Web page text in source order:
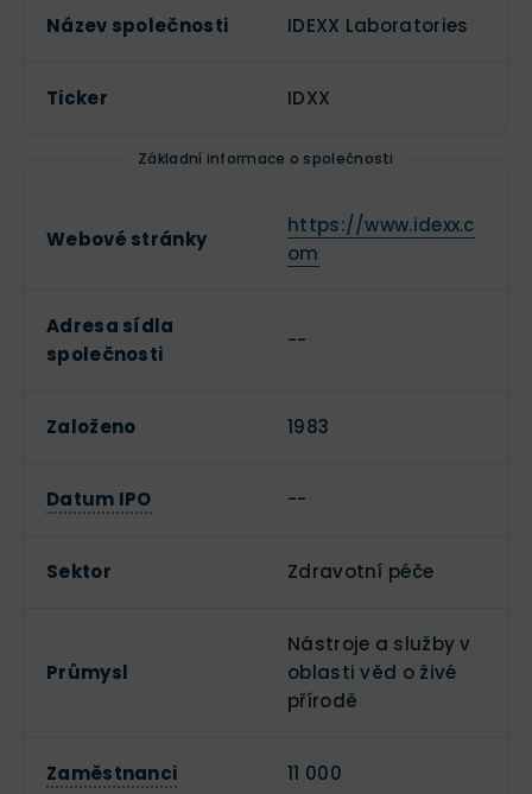
Název společnosti IDEXX Laboratories
Ticker IDXX
Základní informace o společnosti
Webové stránky
https://www.idexx.c
om
Adresa sídla
společnosti
--
Založeno 1983
Datum IPO --
Sektor Zdravotní péče
Průmysl
Nástroje a služby v
oblasti věd o živé
přírodě
Zaměstnanci 11 000